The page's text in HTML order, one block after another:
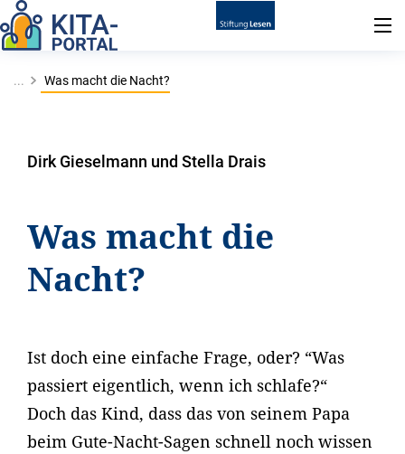
... Was macht die Nacht?
Dirk Gieselmann und Stella Drais
Was macht die
Nacht?
Ist doch eine einfache Frage, oder? “Was
passiert eigentlich, wenn ich schlafe?“
Doch das Kind, dass das von seinem Papa
beim Gute-Nacht-Sagen schnell noch wissen